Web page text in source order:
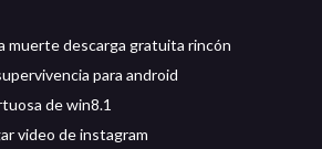
muerte descarga gratuita rincón
para android
de win8.1
video de instagram